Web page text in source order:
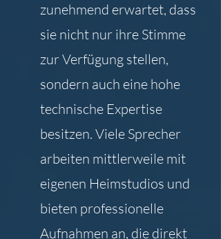
zunehmend erwartet, dass
sie nicht nur ihre Stimme
zur Verfügung stellen,
sondern auch eine hohe
technische Expertise
besitzen. Viele Sprecher
arbeiten mittlerweile mit
eigenen Heimstudios und
bieten professionelle
Aufnahmen an, die direkt